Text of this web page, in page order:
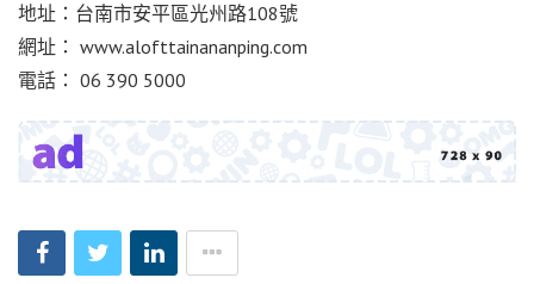
地址：台南市安平區光州路108號
網址： www.alofttainananping.com
電話： 06 390 5000